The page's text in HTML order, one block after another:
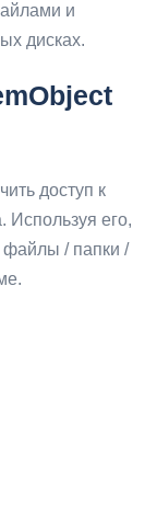
и
дисках.
доступ к
его,
файлы / папки /